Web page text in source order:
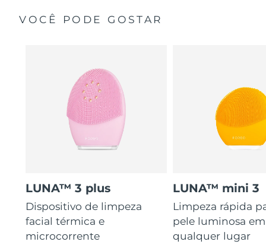
VOCÊ PODE GOSTAR
LUNA™ 3 plus
Dispositivo de limpeza
facial térmica e
microcorrente
LUNA™ mini 3
Limpeza rápida
pele luminosa em
qualquer lugar